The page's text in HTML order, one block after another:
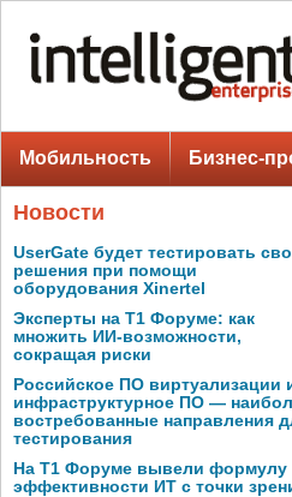
Мобильность Бизнес-
Новости
UserGate будет тестировать
решения при помощи
оборудования Xinertel
Эксперты на Т1 Форуме: как
множить ИИ-возможности,
сокращая риски
Российское ПО виртуализации
инфраструктурное ПО —
востребованные направления
тестирования
На Т1 Форуме вывели формулу
эффективности ИТ с точки